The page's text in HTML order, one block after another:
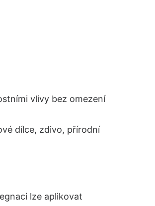
vlivy bez omezení
dílce, zdivo, přírodní
lze aplikovat